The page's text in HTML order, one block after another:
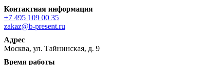
Контактная информация
+7 495 109 00 35
zakaz@b-present.ru
Адрес
Москва, ул. Тайнинская, д. 9
Время работы